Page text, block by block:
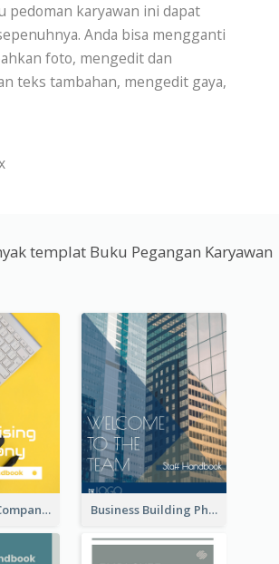
pedoman karyawan ini dapat
Anda bisa mengganti
foto, mengedit dan
teks tambahan, mengedit gaya,
templat Buku Pegangan Karyawan
Advertising Company Employee Handbook Business Building Photo Employee Handbook